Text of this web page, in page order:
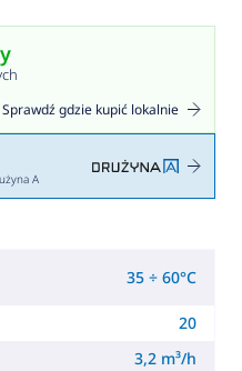
Sprawdź gdzie kupić lokalnie
A
35 ÷ 60°C
20
3,2 m³/h